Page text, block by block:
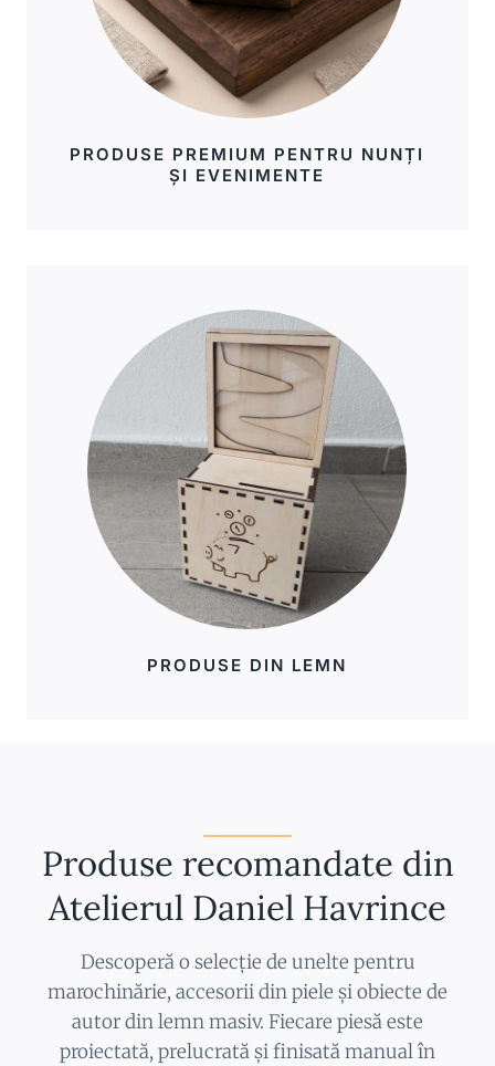
PRODUSE PREMIUM PENTRU NUNȚI
ȘI EVENIMENTE
PRODUSE DIN LEMN
Produse recomandate din
Atelierul Daniel Havrince
Descoperă o selecție de unelte pentru
marochinărie, accesorii din piele și obiecte de
autor din lemn masiv. Fiecare piesă este
proiectată, prelucrată și finisată manual în